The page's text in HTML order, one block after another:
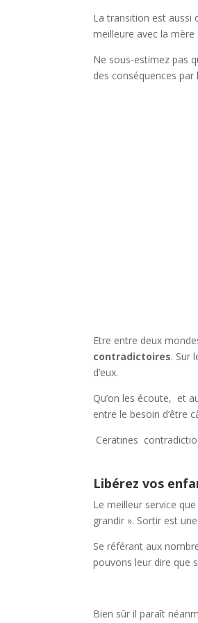
La transition est aussi
meilleure avec la
Ne sous-estimez pas
des conséquences par
Etre entre deux
contradictoires. Sur
d’eux.
Qu’on les écoute, et
entre le besoin d’être
Ceratines
Libérez vos
Le meilleur service
grandir ». Sortir est
Se référant aux
pouvons leur dire que
Bien sûr il paraît